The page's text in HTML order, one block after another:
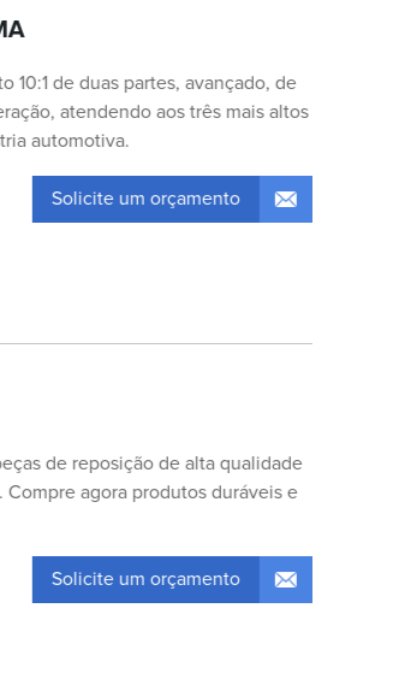
10:1 de duas partes, avançado, de
atendendo aos três mais altos
automotiva.
Solicite um orçamento
de reposição de alta qualidade
Compre agora produtos duráveis ​​e
Solicite um orçamento